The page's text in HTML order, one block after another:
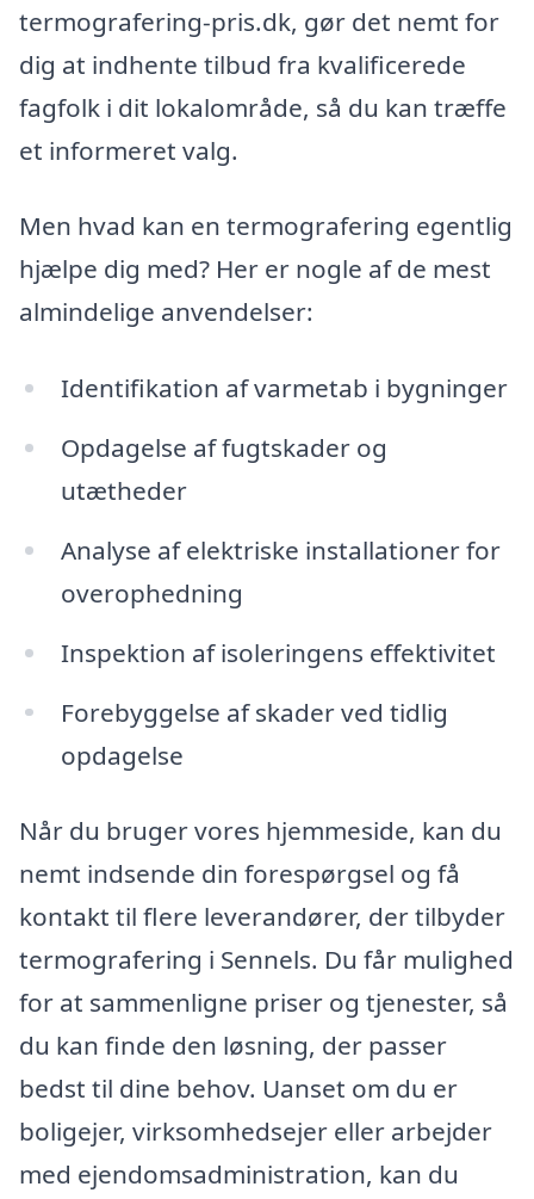
termografering-pris.dk, gør det nemt for
dig at indhente tilbud fra kvalificerede
fagfolk i dit lokalområde, så du kan træffe
et informeret valg.
Men hvad kan en termografering egentlig
hjælpe dig med? Her er nogle af de mest
almindelige anvendelser:
Identifikation af varmetab i bygninger
Opdagelse af fugtskader og
utætheder
Analyse af elektriske installationer for
overophedning
Inspektion af isoleringens effektivitet
Forebyggelse af skader ved tidlig
opdagelse
Når du bruger vores hjemmeside, kan du
nemt indsende din forespørgsel og få
kontakt til flere leverandører, der tilbyder
termografering i Sennels. Du får mulighed
for at sammenligne priser og tjenester, så
du kan finde den løsning, der passer
bedst til dine behov. Uanset om du er
boligejer, virksomhedsejer eller arbejder
med ejendomsadministration, kan du